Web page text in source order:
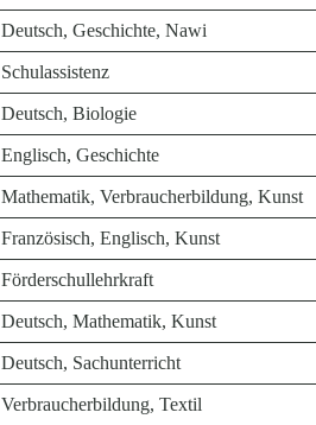
Deutsch, Geschichte, Nawi
Schulassistenz
Deutsch, Biologie
Englisch, Geschichte
Mathematik, Verbraucherbildung, Kunst
Französisch, Englisch, Kunst
Förderschullehrkraft
Deutsch, Mathematik, Kunst
Deutsch, Sachunterricht
Verbraucherbildung, Textil